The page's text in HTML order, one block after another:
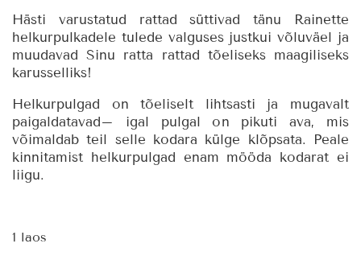
Hästi varustatud rattad süttivad tänu Rainette
helkurpulkadele tulede valguses justkui võluväel ja
muudavad Sinu ratta rattad tõeliseks maagiliseks
karusselliks!
Helkurpulgad on tõeliselt lihtsasti ja mugavalt
paigaldatavad– igal pulgal on pikuti ava, mis
võimaldab teil selle kodara külge klõpsata. Peale
kinnitamist helkurpulgad enam mööda kodarat ei
liigu.
1 laos